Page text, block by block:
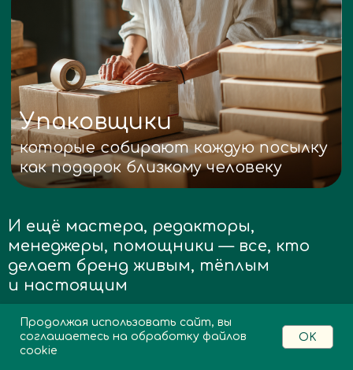
Продолжая использовать сайт, вы
соглашаетесь на обработку файлов
cookie
OK